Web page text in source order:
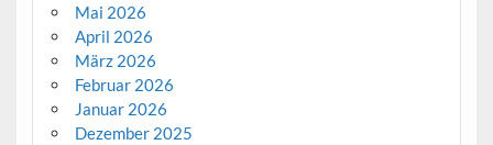
Mai 2026
April 2026
März 2026
Februar 2026
Januar 2026
Dezember 2025